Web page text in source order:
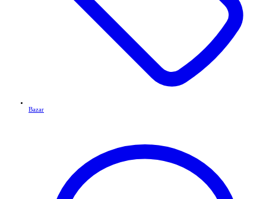
Bazar